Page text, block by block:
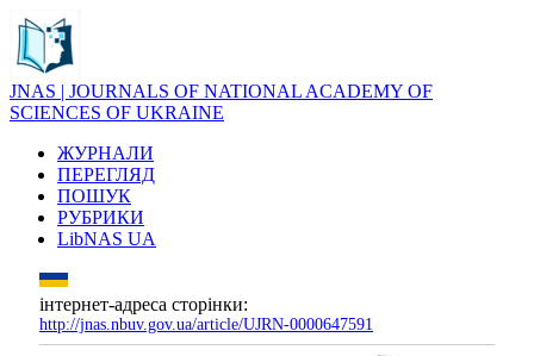
JNAS | JOURNALS OF NATIONAL ACADEMY OF
SCIENCES OF UKRAINE
ЖУРНАЛИ
ПЕРЕГЛЯД
ПОШУК
РУБРИКИ
LibNAS UA
інтернет-адреса сторінки:
http://jnas.nbuv.gov.ua/article/UJRN-0000647591